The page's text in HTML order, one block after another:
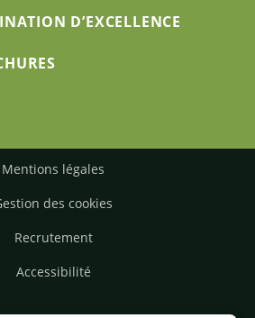
D’EXCELLENCE
Mentions légales
des cookies
Recrutement
Accessibilité